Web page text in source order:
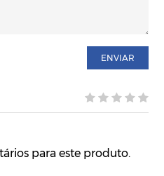
ENVIAR
para este produto.